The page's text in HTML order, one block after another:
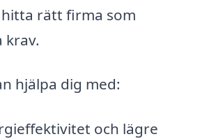
rätt firma som
krav.
hjälpa dig med:
och lägre